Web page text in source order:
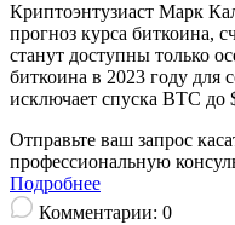
Криптоэнтузиаст Марк
прогноз курса биткоина,
станут доступны только
биткоина в 2023 году для
исключает спуска BTC до
Отправьте ваш запрос
профессиональную
Подробнее
Комментарии: 0